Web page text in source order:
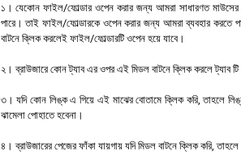
১। যেকোন ফাইল/ফোল্ডার ওপেন করার জন্য আমরা সাধারণত
পারে। তাই ফাইল/ফোল্ডারকে ওপেন করার জন্য আমরা ব্যবহার করতে
বাটনে ক্লিক করলেই ফাইল/ফোল্ডারটি ওপেন হয়ে যাবে।
২। ব্রাউজারে কোন ট্যাব এর ওপর এই মিডল বাটনে ক্লিক করলে ট্যাব
৩। যদি কোন লিঙ্ক এ গিয়ে এই মাঝের বোতামে ক্লিক করি, তাহলে
ঝামেলা পোহাতে হবেনা।
৪। ব্রাউজারের পেজের ফাঁকা যায়গায় যদি মিডল বাটনে ক্লিক করি,